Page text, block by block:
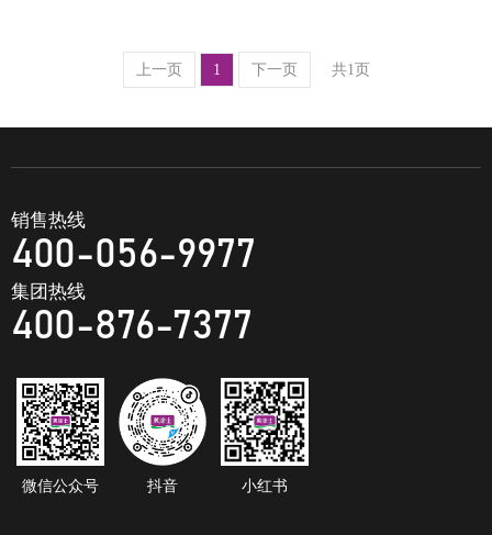
上一页 1 下一页 共1页
销售热线
400-056-9977
集团热线
400-876-7377
微信公众号 抖音 小红书